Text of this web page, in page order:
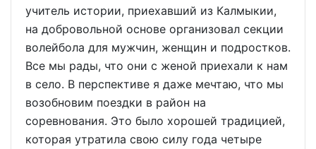
учитель истории, приехавший из Калмыкии,
на добровольной основе организовал секции
волейбола для мужчин, женщин и подростков.
Все мы рады, что они с женой приехали к нам
в село. В перспективе я даже мечтаю, что мы
возобновим поездки в район на
соревнования. Это было хорошей традицией,
которая утратила свою силу года четыре